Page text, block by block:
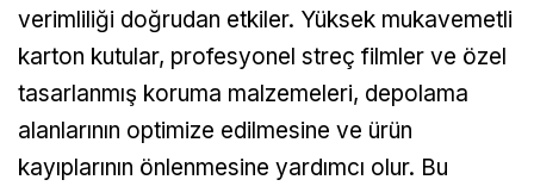
verimliliği doğrudan etkiler. Yüksek mukavemetli
karton kutular, profesyonel streç filmler ve özel
tasarlanmış koruma malzemeleri, depolama
alanlarının optimize edilmesine ve ürün
kayıplarının önlenmesine yardımcı olur. Bu